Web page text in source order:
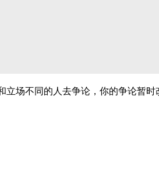
场不同的人去争论，你的争论暂